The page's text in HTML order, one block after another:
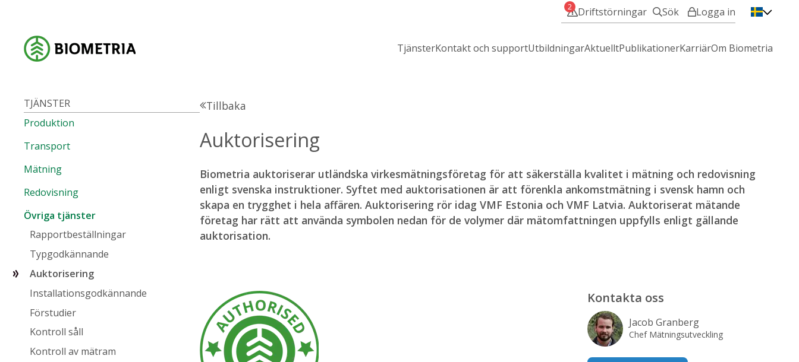
Driftstörningar
2 Sök Logga in
VIOL 3 - Min användare
Hjälp med att logga in?
TjänsterKontakt och supportUtbildningarAktuelltPublikationerKarriärOm Biometria
Tillbaka
Auktorisering
Biometria auktoriserar utländska virkesmätningsföretag för att säkerställa kvalitet i mätning och redovisning
enligt svenska instruktioner. Syftet med auktorisationen är att förenkla ankomstmätning i svensk hamn och
skapa en trygghet i hela affären. Auktorisering rör idag VMF Estonia och VMF Latvia. Auktoriserat mätande
företag har rätt att använda symbolen nedan för de volymer där mätomfattningen uppfylls enligt gällande
auktorisation.
Kontakta oss
Jacob Granberg
Chef Mätningsutveckling
TJÄNSTER
Produktion
Transport
Mätning
Redovisning
Övriga tjänster
Rapportbeställningar
Typgodkännande
Auktorisering
Installationsgodkännande
Förstudier
Kontroll såll
Kontroll av mätram